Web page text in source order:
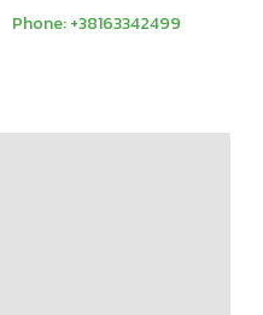
Phone: +38163342499